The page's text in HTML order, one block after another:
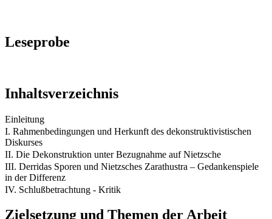
Leseprobe
Inhaltsverzeichnis
Einleitung
I. Rahmenbedingungen und Herkunft des dekonstruktivistischen
Diskurses
II. Die Dekonstruktion unter Bezugnahme auf Nietzsche
III. Derridas Sporen und Nietzsches Zarathustra – Gedankenspiele
in der Differenz
IV. Schlußbetrachtung - Kritik
Zielsetzung und Themen der Arbeit